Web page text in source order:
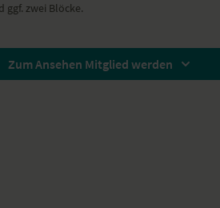
ggf. zwei Blöcke.
Zum Ansehen Mitglied werden